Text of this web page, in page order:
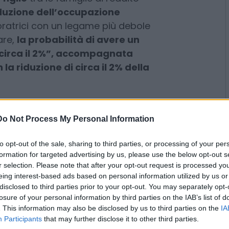
Not Process My Personal Information
opt-out of the sale, sharing to third parties, or processing of your
for targeted advertising by us, please use the below opt-out
selection. Please note that after your opt-out request is processed
interest-based ads based on personal information utilized by us
to third parties prior to your opt-out. You may separately
of your personal information by third parties on the IAB’s list of
This information may also be disclosed by us to third parties on the
Participants that may further disclose it to other third parties.
94,9%, con punte di quasi il
spiega però l’Inps nel
modesto incremento della
figlio tra le famiglie di reddito
dell’occupazione
con un legame più debole
il 2%”, accompagnata
riduzione di circa il 2% della
monetari possono incentivare
da politiche
femminile al lavoro”.